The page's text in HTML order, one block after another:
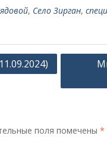
, Село Зирган,
поля помечены *